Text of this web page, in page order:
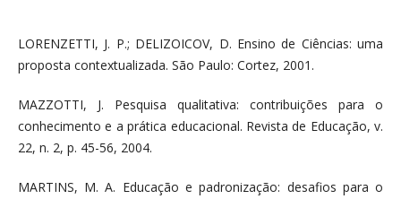
LORENZETTI, J. P.; DELIZOICOV, D. Ensino de Ciências: uma
proposta contextualizada. São Paulo: Cortez, 2001.
MAZZOTTI, J. Pesquisa qualitativa: contribuições para o
conhecimento e a prática educacional. Revista de Educação, v.
22, n. 2, p. 45-56, 2004.
MARTINS, M. A. Educação e padronização: desafios para o